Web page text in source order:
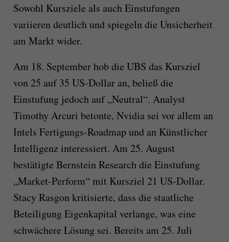
Sowohl Kursziele als auch Einstufungen
variieren deutlich und spiegeln die Unsicherheit
am Markt wider.
Am 18. September hob die UBS das Kursziel
von 25 auf 35 US-Dollar an, beließ die
Einstufung jedoch auf „Neutral“. Analyst
Timothy Arcuri betonte, Nvidia sei vor allem an
Intels Fertigungs-Roadmap und an Künstlicher
Intelligenz interessiert. Am 25. August
bestätigte Bernstein Research die Einstufung
„Market-Perform“ mit Kursziel 21 US-Dollar.
Stacy Rasgon kritisierte, dass die staatliche
Beteiligung Eigenkapital verlange, was eine
schwächere Lösung sei. Bereits am 25. Juli